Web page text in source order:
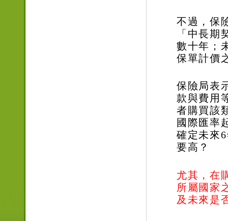
不過，保
「中長期
數十年；
保單計價
保險局表
款與費用
者購買該
國際匯率
確定未來6
要高？
尤其，在
所屬國家
及未來是